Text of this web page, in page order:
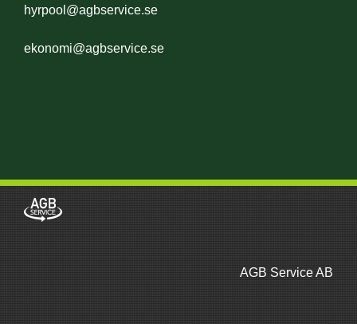
hyrpool@agbservice.se
ekonomi@agbservice.se
AGB Service AB